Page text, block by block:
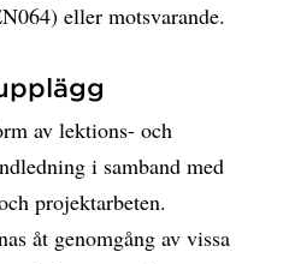
eller motsvarande.
av lektions- och
i samband med
projektarbeten.
åt genomgång av vissa